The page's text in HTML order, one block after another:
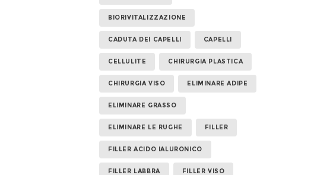
BIORIVITALIZZAZIONE
CADUTA DEI CAPELLI CAPELLI
CELLULITE CHIRURGIA PLASTICA
CHIRURGIA VISO ELIMINARE ADIPE
ELIMINARE GRASSO
ELIMINARE LE RUGHE FILLER
FILLER ACIDO IALURONICO
FILLER LABBRA FILLER VISO